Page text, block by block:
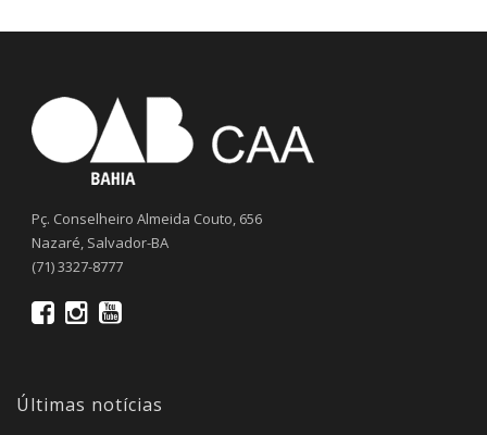
Pç. Conselheiro Almeida Couto, 656
Nazaré, Salvador-BA
(71) 3327-8777
Últimas notícias